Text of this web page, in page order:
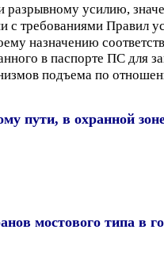
разрывному усилию,
требованиями Правил
назначению
в паспорте ПС для
подъема по
пути, в охранной
мостового типа в